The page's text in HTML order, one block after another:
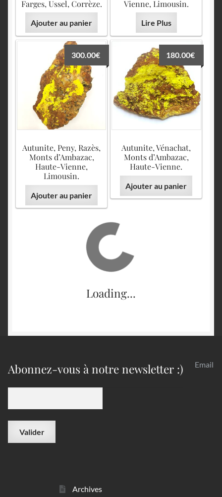
Vienne, Limousin.
Lire Plus
Farges, Ussel, Corrèze.
Ajouter au panier
Autunite, Peny, Razès,
Monts d’Ambazac,
Haute-Vienne,
Limousin.
300.00€
Ajouter au panier
Autunite, Vénachat,
Monts d’Ambazac,
Haute-Vienne.
180.00€
Ajouter au panier
Loading...
Abonnez-vous à notre newsletter :) Email
Archives